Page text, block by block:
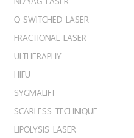
Q-SWITCHED LASER
FRACTIONAL LASER
ULTHERAPHY
HIFU
SYGMALIFT
SCARLESS TECHNIQUE
LIPOLYSIS LASER